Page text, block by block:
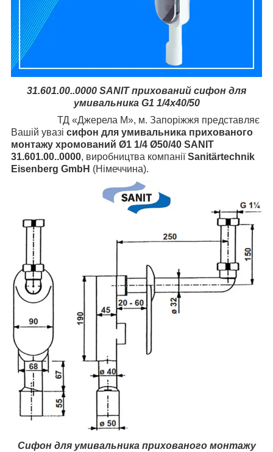
31.601.00..0000 SANIT прихований сифон для
умивальника G1 1/4x40/50
ТД «Джерела М», м. Запоріжжя представляє
Вашій увазі сифон для умивальника прихованого
монтажу хромований Ø1 1/4 Ø50/40 SANIT
31.601.00..0000, виробництва компаніїSanitärtechnik
Eisenberg GmbH (Німеччина).
Сифон для умивальника прихованого монтажу